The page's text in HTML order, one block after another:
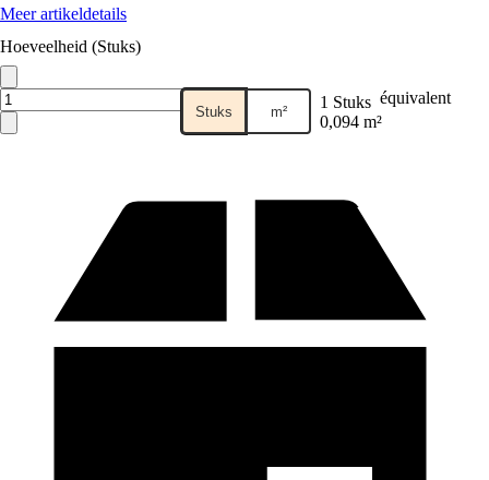
Meer artikeldetails
Hoeveelheid (Stuks)
Stuks m² 1 Stuks équivalent
0,094 m²